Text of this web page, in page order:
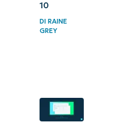
10
DI RAINE
GREY